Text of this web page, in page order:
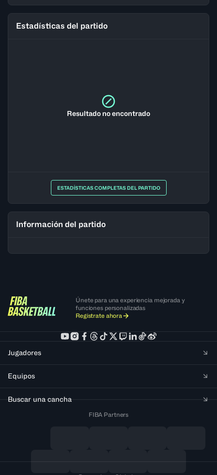
Estadísticas del partido
Resultado no encontrado
ESTADÍSTICAS COMPLETAS DEL PARTIDO
Información del partido
Únete para una experiencia mejorada y
funciones personalizadas
Regístrate ahora
Jugadores
Equipos
Buscar una cancha
FIBA Partners